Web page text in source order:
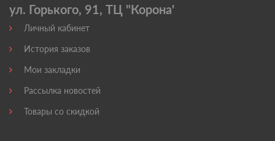
ул. Горького, 91, ТЦ "Корона'
Личный кабинет
История заказов
Мои закладки
Рассылка новостей
Товары со скидкой